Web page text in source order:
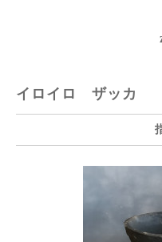
イロイロ ザッカ